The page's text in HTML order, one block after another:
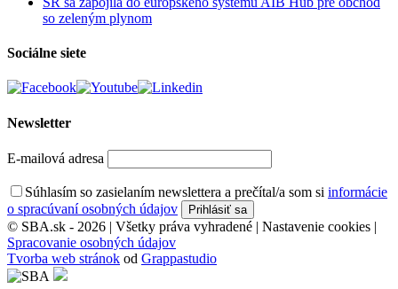
so zeleným plynom
Sociálne siete
Newsletter
E-mailová adresa
Súhlasím so zasielaním newslettera a prečítal/a som si informácie
o spracúvaní osobných údajov
© SBA.sk - 2026 | Všetky práva vyhradené | Nastavenie cookies |
Spracovanie osobných údajov
Tvorba web stránok od Grappastudio